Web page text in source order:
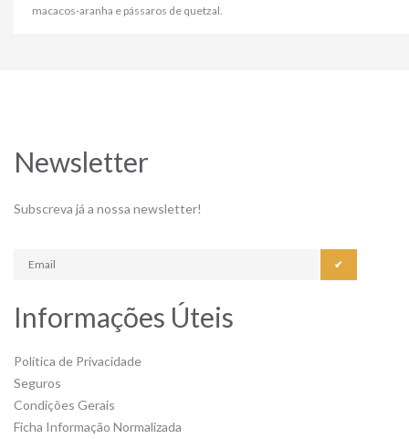
macacos-aranha e pássaros de quetzal.
Newsletter
Subscreva já a nossa newsletter!
✔
Informações Úteis
Política de Privacidade
Seguros
Condições Gerais
Ficha Informação Normalizada